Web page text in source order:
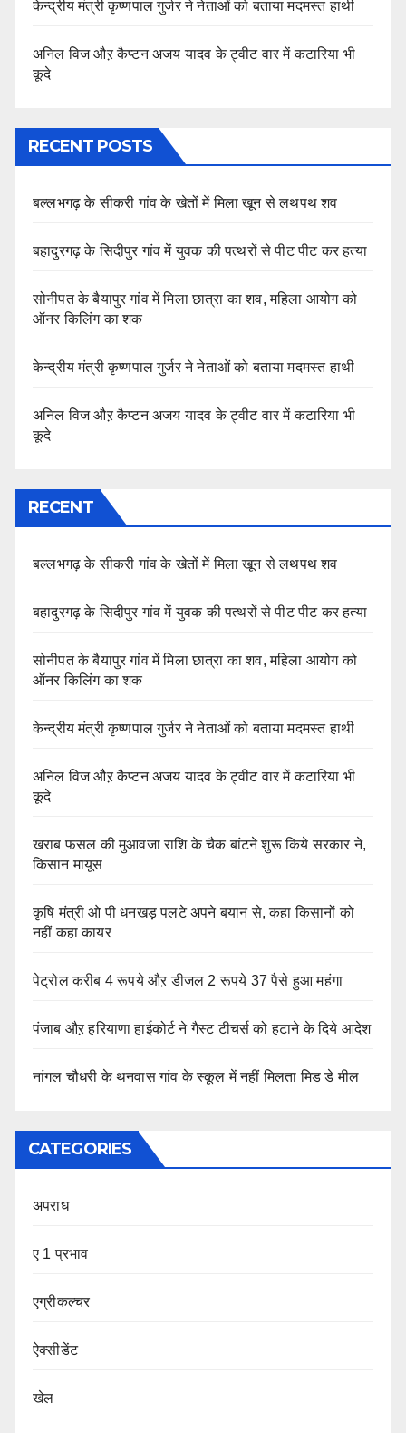
केन्द्रीय मंत्री कृष्णपाल गुर्जर ने नेताओं को बताया मदमस्त हाथी
अनिल विज औऱ कैप्टन अजय यादव के ट्वीट वार में कटारिया भी
कूदे
RECENT POSTS
बल्लभगढ़ के सीकरी गांव के खेतों में मिला खून से लथपथ शव
बहादुरगढ़ के सिदीपुर गांव में युवक की पत्थरों से पीट पीट कर हत्या
सोनीपत के बैयापुर गांव में मिला छात्रा का शव, महिला आयोग को
ऑनर किलिंग का शक
केन्द्रीय मंत्री कृष्णपाल गुर्जर ने नेताओं को बताया मदमस्त हाथी
अनिल विज औऱ कैप्टन अजय यादव के ट्वीट वार में कटारिया भी
कूदे
RECENT
बल्लभगढ़ के सीकरी गांव के खेतों में मिला खून से लथपथ शव
बहादुरगढ़ के सिदीपुर गांव में युवक की पत्थरों से पीट पीट कर हत्या
सोनीपत के बैयापुर गांव में मिला छात्रा का शव, महिला आयोग को
ऑनर किलिंग का शक
केन्द्रीय मंत्री कृष्णपाल गुर्जर ने नेताओं को बताया मदमस्त हाथी
अनिल विज औऱ कैप्टन अजय यादव के ट्वीट वार में कटारिया भी
कूदे
खराब फसल की मुआवजा राशि के चैक बांटने शुरू किये सरकार ने,
किसान मायूस
कृषि मंत्री ओ पी धनखड़ पलटे अपने बयान से, कहा किसानों को
नहीं कहा कायर
पेट्रोल करीब 4 रूपये औऱ डीजल 2 रूपये 37 पैसे हुआ महंगा
पंजाब औऱ हरियाणा हाईकोर्ट ने गैस्ट टीचर्स को हटाने के दिये आदेश
नांगल चौधरी के थनवास गांव के स्कूल में नहीं मिलता मिड डे मील
CATEGORIES
अपराध
ए 1 प्रभाव
एग्रीकल्चर
ऐक्सीडेंट
खेल